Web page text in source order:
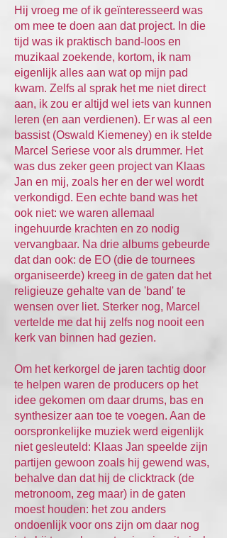
Hij vroeg me of ik geïnteresseerd was
om mee te doen aan dat project. In die
tijd was ik praktisch band-loos en
muzikaal zoekende, kortom, ik nam
eigenlijk alles aan wat op mijn pad
kwam. Zelfs al sprak het me niet direct
aan, ik zou er altijd wel iets van kunnen
leren (en aan verdienen). Er was al een
bassist (Oswald Kiemeney) en ik stelde
Marcel Seriese voor als drummer. Het
was dus zeker geen project van Klaas
Jan en mij, zoals her en der wel wordt
verkondigd. Een echte band was het
ook niet: we waren allemaal
ingehuurde krachten en zo nodig
vervangbaar. Na drie albums gebeurde
dat dan ook: de EO (die de tournees
organiseerde) kreeg in de gaten dat het
religieuze gehalte van de 'band' te
wensen over liet. Sterker nog, Marcel
vertelde me dat hij zelfs nog nooit een
kerk van binnen had gezien.
Om het kerkorgel de jaren tachtig door
te helpen waren de producers op het
idee gekomen om daar drums, bas en
synthesizer aan toe te voegen. Aan de
oorspronkelijke muziek werd eigenlijk
niet gesleuteld: Klaas Jan speelde zijn
partijen gewoon zoals hij gewend was,
behalve dan dat hij de clicktrack (de
metronoom, zeg maar) in de gaten
moest houden: het zou anders
ondoenlijk voor ons zijn om daar nog